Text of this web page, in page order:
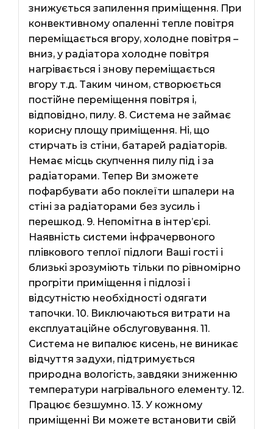
знижується запилення приміщення. При
конвективному опаленні тепле повітря
переміщається вгору, холодне повітря –
вниз, у радіатора холодне повітря
нагрівається і знову переміщається
вгору т.д. Таким чином, створюється
постійне переміщення повітря і,
відповідно, пилу. 8. Система не займає
корисну площу приміщення. Ні, що
стирчать із стіни, батарей радіаторів.
Немає місць скупчення пилу під і за
радіаторами. Тепер Ви зможете
пофарбувати або поклеїти шпалери на
стіні за радіаторами без зусиль і
перешкод. 9. Непомітна в інтер’єрі.
Наявність системи інфрачервоного
плівкового теплої підлоги Ваші гості і
близькі зрозуміють тільки по рівномірно
прогріти приміщення і підлозі і
відсутністю необхідності одягати
тапочки. 10. Виключаються витрати на
експлуатаційне обслуговування. 11.
Система не випалює кисень, не виникає
відчуття задухи, підтримується
природна вологість, завдяки зниженню
температури нагрівального елементу. 12.
Працює безшумно. 13. У кожному
приміщенні Ви можете встановити свій